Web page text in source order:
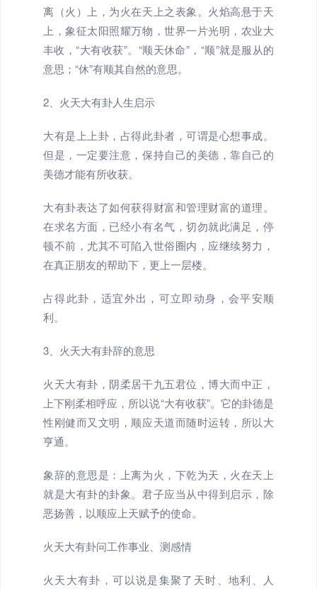
离（火）上，为火在天上之表象。火焰高悬于天
上，象征太阳照耀万物，世界一片光明，农业大
丰收，“大有收获”。“顺天休命”，“顺”就是服从的
意思；“休”有顺其自然的意思。
2、火天大有卦人生启示
大有是上上卦，占得此卦者，可谓是心想事成。
但是，一定要注意，保持自己的美德，靠自己的
美德才能有所收获。
大有卦表达了如何获得财富和管理财富的道理。
在求名方面，已经小有名气，切勿就此满足，停
顿不前，尤其不可陷入世俗圈内，应继续努力，
在真正朋友的帮助下，更上一层楼。
占得此卦，适宜外出，可立即动身，会平安顺
利。
3、火天大有卦辞的意思
火天大有卦，阴柔居干九五君位，博大而中正，
上下刚柔相呼应，所以说“大有收获”。它的卦德是
性刚健而又文明，顺应天道而随时运转，所以大
亨通。
象辞的意思是：上离为火，下乾为天，火在天上
就是大有卦的卦象。君子应当从中得到启示，除
恶扬善，以顺应上天赋予的使命。
火天大有卦问工作事业、测感情
火天大有卦，可以说是集聚了天时、地利、人